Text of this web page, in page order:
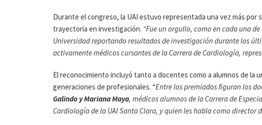
Durante el congreso, la UAI estuvo representada una vez más por
trayectoria en investigación. “Fue un orgullo, como en cada una
Universidad reportando resultados de investigación durante los
activamente médicos cursantes de la Carrera de Cardiología,
El reconocimiento incluyó tanto a docentes como a alumnos de
generaciones de profesionales. “Entre los premiados figuran los
Galindo y Mariana Maya, médicos alumnos de la Carrera de
Cardiología de la UAI Santa Clara, y quien les habla como director